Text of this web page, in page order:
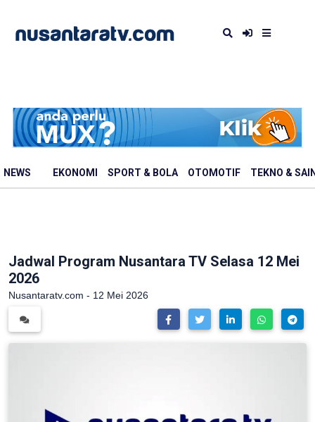
NEWS EKONOMI SPORT & BOLA OTOMOTIF TEKNO &
Jadwal Program Nusantara TV Selasa 12 Mei
2026
Nusantaratv.com - 12 Mei 2026